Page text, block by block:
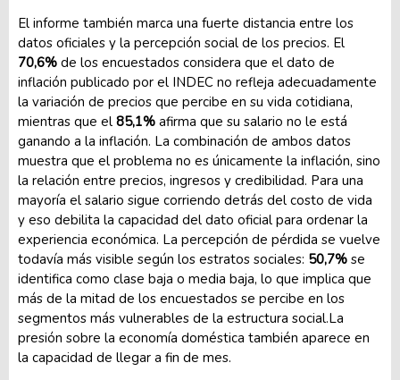
El informe también marca una fuerte distancia entre los
datos oficiales y la percepción social de los precios. El
70,6% de los encuestados considera que el dato de
inflación publicado por el INDEC no refleja adecuadamente
la variación de precios que percibe en su vida cotidiana,
mientras que el 85,1% afirma que su salario no le está
ganando a la inflación. La combinación de ambos datos
muestra que el problema no es únicamente la inflación, sino
la relación entre precios, ingresos y credibilidad. Para una
mayoría el salario sigue corriendo detrás del costo de vida
y eso debilita la capacidad del dato oficial para ordenar la
experiencia económica. La percepción de pérdida se vuelve
todavía más visible según los estratos sociales: 50,7% se
identifica como clase baja o media baja, lo que implica que
más de la mitad de los encuestados se percibe en los
segmentos más vulnerables de la estructura social.La
presión sobre la economía doméstica también aparece en
la capacidad de llegar a fin de mes.